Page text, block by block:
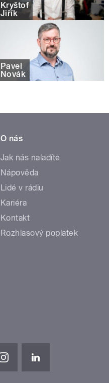
Kryštof
Jiřík
Pavel
Novák
O nás
Jak nás naladíte
Nápověda
Lidé v rádiu
Kariéra
Kontakt
Rozhlasový poplatek